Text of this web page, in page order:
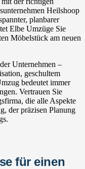
Heilshoop
planbarer
Elbe Umzüge Sie
Möbelstück am neuen
Unternehmen –
geschultem
bedeutet immer
Vertrauen Sie
die alle Aspekte
der präzisen Planung
für einen